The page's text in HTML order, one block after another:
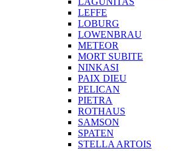
LEFFE
LOBURG
LOWENBRAU
METEOR
MORT SUBITE
NINKASI
PAIX DIEU
PELICAN
PIETRA
ROTHAUS
SAMSON
SPATEN
STELLA ARTOIS